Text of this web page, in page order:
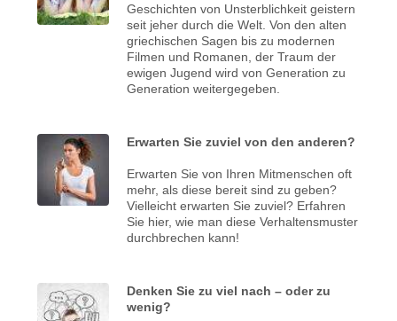
Geschichten von Unsterblichkeit geistern
seit jeher durch die Welt. Von den alten
griechischen Sagen bis zu modernen
Filmen und Romanen, der Traum der
ewigen Jugend wird von Generation zu
Generation weitergegeben.
Erwarten Sie zuviel von den anderen?
Erwarten Sie von Ihren Mitmenschen oft
mehr, als diese bereit sind zu geben?
Vielleicht erwarten Sie zuviel? Erfahren
Sie hier, wie man diese Verhaltensmuster
durchbrechen kann!
Denken Sie zu viel nach – oder zu
wenig?